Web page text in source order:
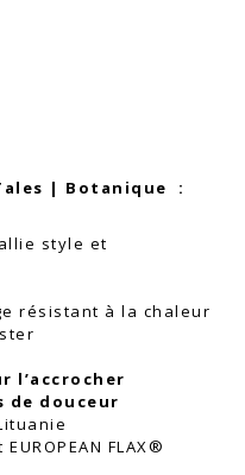
| Botanique :
style et
résistant à la chaleur
l’accrocher
de douceur
FLAX®